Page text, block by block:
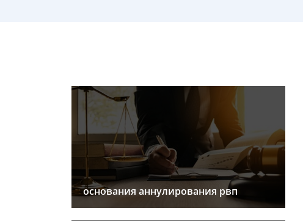
основания аннулирования рвп